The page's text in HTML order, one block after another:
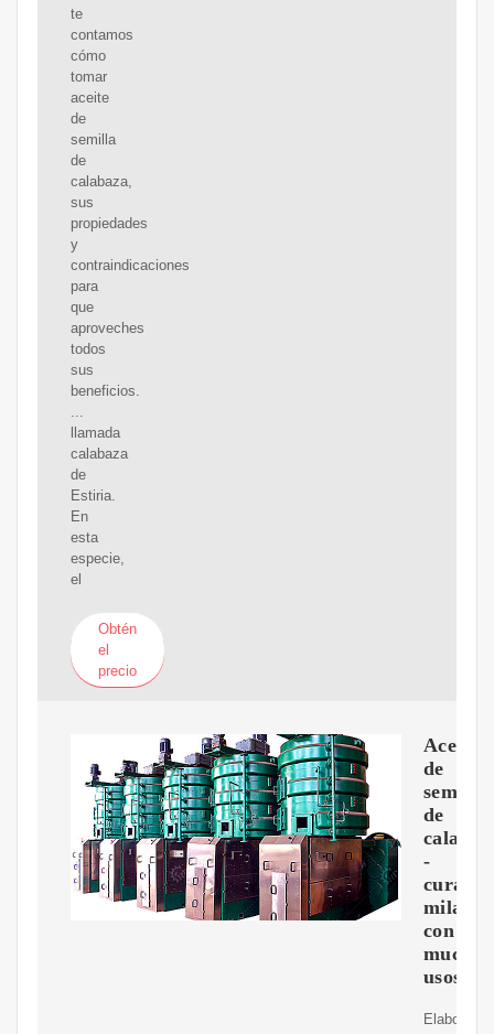
te
contamos
cómo
tomar
aceite
de
semilla
de
calabaza,
sus
propiedades
y
contraindicaciones
para
que
aproveches
todos
sus
beneficios.
...
llamada
calabaza
de
Estiria.
En
esta
especie,
el
Obtén
el
precio
Aceite
de
semilla
de
-
cura
con
muchos
usos